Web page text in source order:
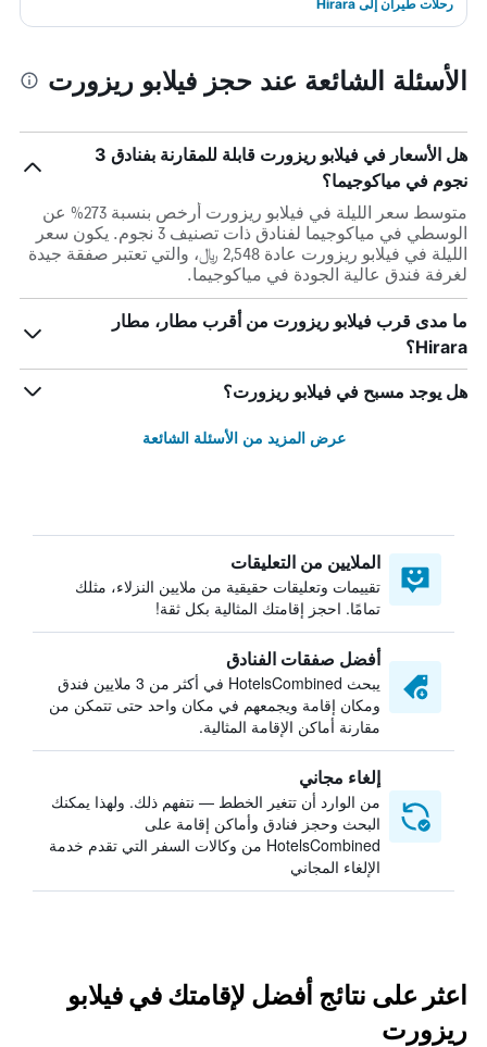
رحلات طيران إلى Hirara
الأسئلة الشائعة عند حجز فيلابو ريزورت
هل الأسعار في فيلابو ريزورت قابلة للمقارنة بفنادق 3
نجوم في مياكوجيما؟
متوسط سعر الليلة في فيلابو ريزورت أرخص بنسبة 273% عن
الوسطي في مياكوجيما لفنادق ذات تصنيف 3 نجوم. يكون سعر
الليلة في فيلابو ريزورت عادة 2,548 ﷼، والتي تعتبر صفقة جيدة
لغرفة فندق عالية الجودة في مياكوجيما.
ما مدى قرب فيلابو ريزورت من أقرب مطار، مطار
Hirara؟
هل يوجد مسبح في فيلابو ريزورت؟
عرض المزيد من الأسئلة الشائعة
الملايين من التعليقات
تقييمات وتعليقات حقيقية من ملايين النزلاء، مثلك
تمامًا. احجز إقامتك المثالية بكل ثقة!
أفضل صفقات الفنادق
يبحث HotelsCombined في أكثر من 3 ملايين فندق
ومكان إقامة ويجمعهم في مكان واحد حتى تتمكن من
مقارنة أماكن الإقامة المثالية.
إلغاء مجاني
من الوارد أن تتغير الخطط — نتفهم ذلك. ولهذا يمكنك
البحث وحجز فنادق وأماكن إقامة على
HotelsCombined من وكالات السفر التي تقدم خدمة
الإلغاء المجاني
اعثر على نتائج أفضل لإقامتك في فيلابو
ريزورت